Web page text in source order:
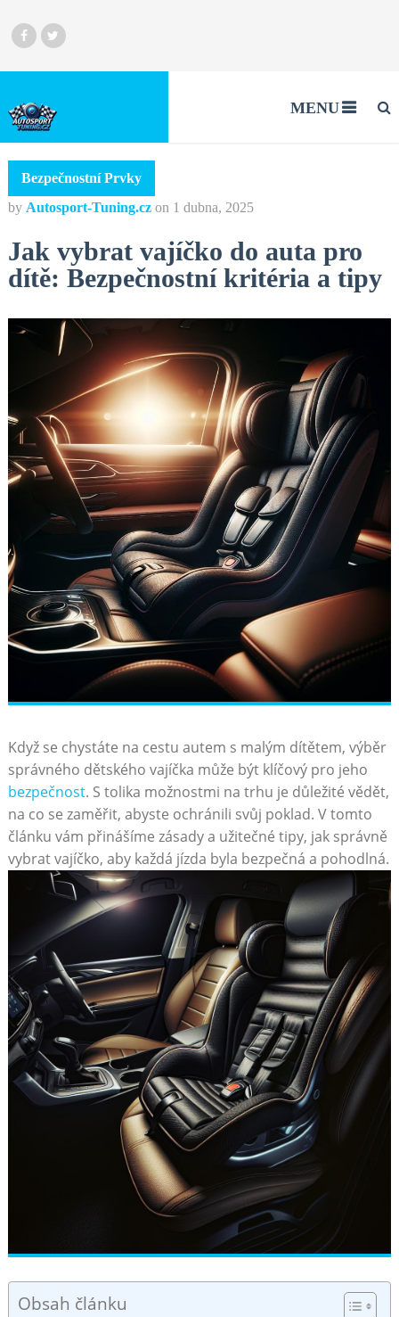
MENU
Bezpečnostní Prvky
by Autosport-Tuning.cz on 1 dubna, 2025
Jak vybrat vajíčko do auta pro
dítě: Bezpečnostní kritéria a tipy
Když​ se chystáte na cestu ⁣autem ‌s malým dítětem, výběr
správného dětského⁢ vajíčka může ⁢být klíčový pro jeho
bezpečnost. S tolika možnostmi na trhu ‌je důležité⁢ vědět,
na⁢ co se zaměřit, abyste ochránili svůj poklad. V tomto
článku vám přinášíme zásady a užitečné tipy, ‌jak správně
vybrat vajíčko, aby‍ každá jízda​ byla ‌bezpečná a pohodlná.
Obsah článku